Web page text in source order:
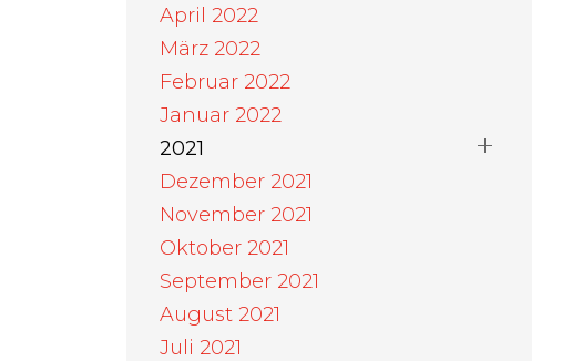
April 2022
März 2022
Februar 2022
Januar 2022
2021
Dezember 2021
November 2021
Oktober 2021
September 2021
August 2021
Juli 2021